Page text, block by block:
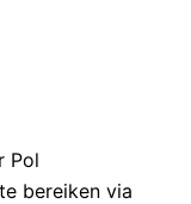
Pol
bereiken via